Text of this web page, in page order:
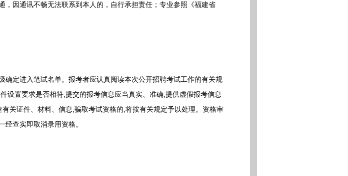
，因通讯不畅无法联系到本人的，自行承担责任；专业参照《福建省
定进入笔试名单。报考者应认真阅读本次公开招聘考试工作的有关规
设置要求是否相符,提交的报考信息应当真实、准确,提供虚假报考信息
关证件、材料、信息,骗取考试资格的,将按有关规定予以处理。资格审
查实即取消录用资格。